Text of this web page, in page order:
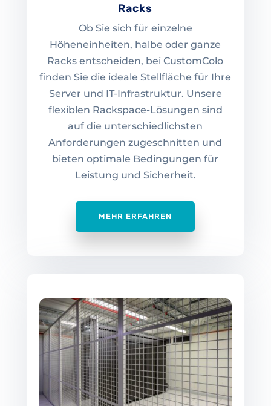
Racks
Ob Sie sich für einzelne
Höheneinheiten, halbe oder ganze
Racks entscheiden, bei CustomColo
finden Sie die ideale Stellfläche für Ihre
Server und IT-Infrastruktur. Unsere
flexiblen Rackspace-Lösungen sind
auf die unterschiedlichsten
Anforderungen zugeschnitten und
bieten optimale Bedingungen für
Leistung und Sicherheit.
MEHR ERFAHREN